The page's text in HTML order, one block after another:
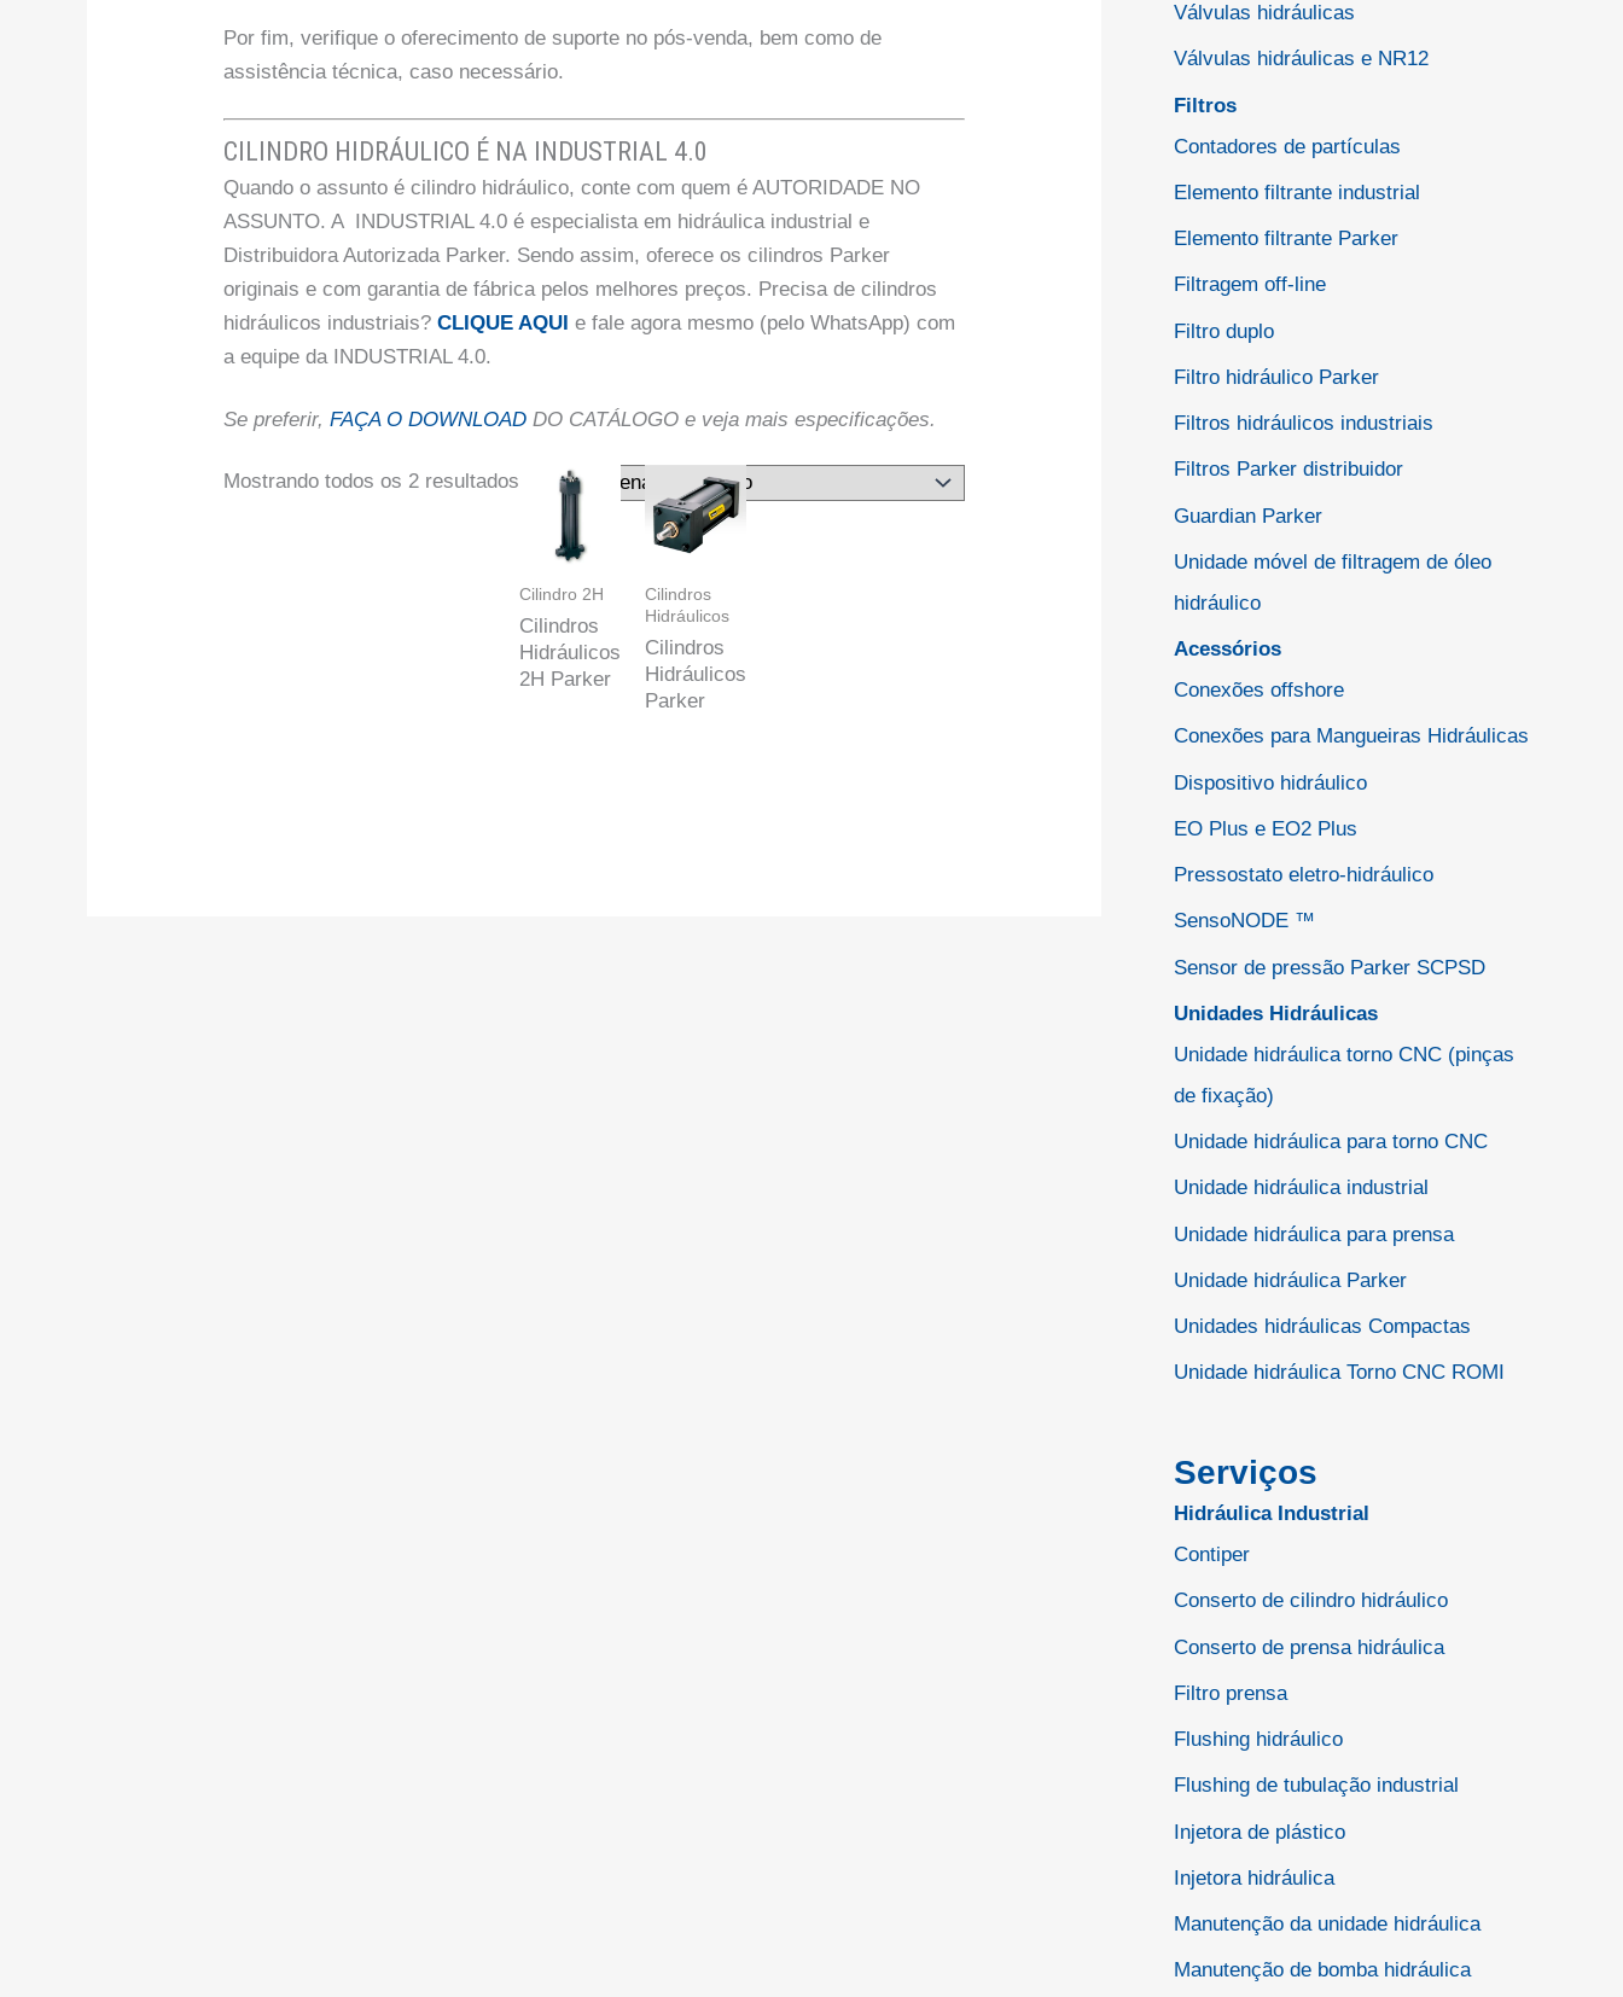
Por fim, verifique o oferecimento de suporte no pós-venda, bem como de
assistência técnica, caso necessário.
CILINDRO HIDRÁULICO É NA INDUSTRIAL 4.0
Quando o assunto é cilindro hidráulico, conte com quem é AUTORIDADE NO
ASSUNTO. A INDUSTRIAL 4.0 é especialista em hidráulica industrial e
Distribuidora Autorizada Parker. Sendo assim, oferece os cilindros Parker
originais e com garantia de fábrica pelos melhores preços. Precisa de cilindros
hidráulicos industriais?CLIQUE AQUI e fale agora mesmo (pelo WhatsApp) com
a equipe da INDUSTRIAL 4.0.
Se preferir,FAÇA O DOWNLOAD DO CATÁLOGO e veja mais especificações.
Mostrando todos os 2 resultados
Cilindro 2H
Cilindros
Hidráulicos
2H Parker
Cilindros
Hidráulicos
Cilindros
Hidráulicos
Parker
Válvulas hidráulicas
Válvulas hidráulicas e NR12
Filtros
Contadores de partículas
Elemento filtrante industrial
Elemento filtrante Parker
Filtragem off-line
Filtro duplo
Filtro hidráulico Parker
Filtros hidráulicos industriais
Filtros Parker distribuidor
Guardian Parker
Unidade móvel de filtragem de óleo
hidráulico
Acessórios
Conexões offshore
Conexões para Mangueiras Hidráulicas
Dispositivo hidráulico
EO Plus e EO2 Plus
Pressostato eletro-hidráulico
SensoNODE ™
Sensor de pressão Parker SCPSD
Unidades Hidráulicas
Unidade hidráulica torno CNC (pinças
de fixação)
Unidade hidráulica para torno CNC
Unidade hidráulica industrial
Unidade hidráulica para prensa
Unidade hidráulica Parker
Unidades hidráulicas Compactas
Unidade hidráulica Torno CNC ROMI
Serviços
Hidráulica Industrial
Contiper
Conserto de cilindro hidráulico
Conserto de prensa hidráulica
Filtro prensa
Flushing hidráulico
Flushing de tubulação industrial
Injetora de plástico
Injetora hidráulica
Manutenção da unidade hidráulica
Manutenção de bomba hidráulica